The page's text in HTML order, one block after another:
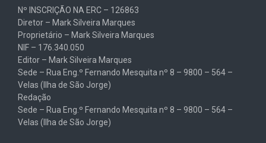
Nº INSCRIÇÃO NA ERC – 126863
Diretor – Mark Silveira Marques
Proprietário – Mark Silveira Marques
NIF – 176.340.050
Editor – Mark Silveira Marques
Sede – Rua Eng.º Fernando Mesquita nº 8 – 9800 – 564 –
Velas (Ilha de São Jorge)
Redação
Sede – Rua Eng.º Fernando Mesquita nº 8 – 9800 – 564 –
Velas (Ilha de São Jorge)